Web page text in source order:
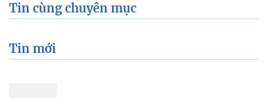
Tin cùng chuyên mục
Tin mới